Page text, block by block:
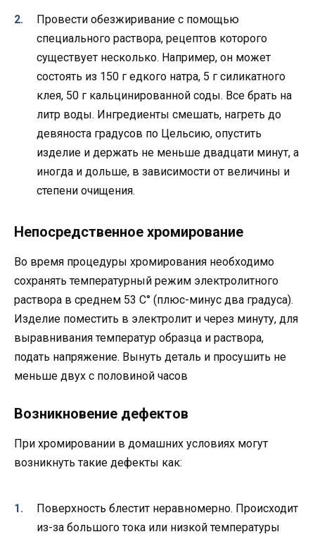
Провести обезжиривание с помощью
специального раствора, рецептов которого
существует несколько. Например, он может
состоять из 150 г едкого натра, 5 г силикатного
клея, 50 г кальцинированной соды. Все брать на
литр воды. Ингредиенты смешать, нагреть до
девяноста градусов по Цельсию, опустить
изделие и держать не меньше двадцати минут, а
иногда и дольше, в зависимости от величины и
степени очищения.
Непосредственное хромирование
Во время процедуры хромирования необходимо
сохранять температурный режим электролитного
раствора в среднем 53 С° (плюс-минус два градуса).
Изделие поместить в электролит и через минуту, для
выравнивания температур образца и раствора,
подать напряжение. Вынуть деталь и просушить не
меньше двух с половиной часов
Возникновение дефектов
При хромировании в домашних условиях могут
возникнуть такие дефекты как:
Поверхность блестит неравномерно. Происходит
из-за большого тока или низкой температуры